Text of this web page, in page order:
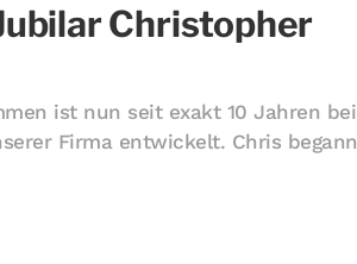
Christopher
ist nun seit exakt 10 Jahren bei
Firma entwickelt. Chris begann